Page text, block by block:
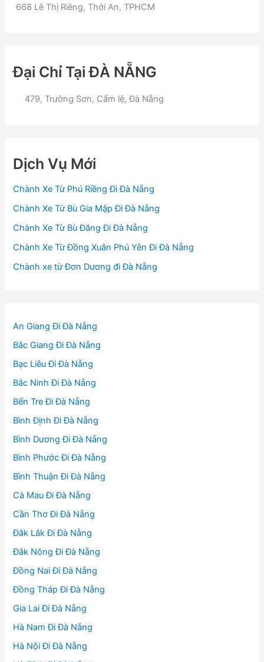
668 Lê Thị Riêng, Thới An, TPHCM
Đại Chỉ Tại ĐÀ NẴNG
479, Trường Sơn, Cẩm lệ, Đà Nẵng
Dịch Vụ Mới
Chành Xe Từ Phú Riềng Đi Đà Nẵng
Chành Xe Từ Bù Gia Mập Đi Đà Nẵng
Chành Xe Từ Bù Đăng Đi Đà Nẵng
Chành Xe Từ Đồng Xuân Phú Yên Đi Đà Nẵng
Chành xe từ Đơn Dương đi Đà Nẵng
An Giang Đi Đà Nẵng
Bắc Giang Đi Đà Nẵng
Bạc Liêu Đi Đà Nẵng
Bắc Ninh Đi Đà Nẵng
Bến Tre Đi Đà Nẵng
Bình Định Đi Đà Nẵng
Bình Dương Đi Đà Nẵng
Bình Phước Đi Đà Nẵng
Bình Thuận Đi Đà Nẵng
Cà Mau Đi Đà Nẵng
Cần Thơ Đi Đà Nẵng
Đắk Lắk Đi Đà Nẵng
Đắk Nông Đi Đà Nẵng
Đồng Nai Đi Đà Nẵng
Đồng Tháp Đi Đà Nẵng
Gia Lai Đi Đà Nẵng
Hà Nam Đi Đà Nẵng
Hà Nội Đi Đà Nẵng